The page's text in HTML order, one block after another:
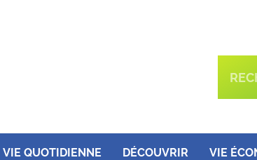
VIE QUOTIDIENNE DÉCOUVRIR VIE